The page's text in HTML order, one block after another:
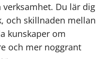
Du lär dig
och skillnaden mellan
kunskaper om
och mer noggrant